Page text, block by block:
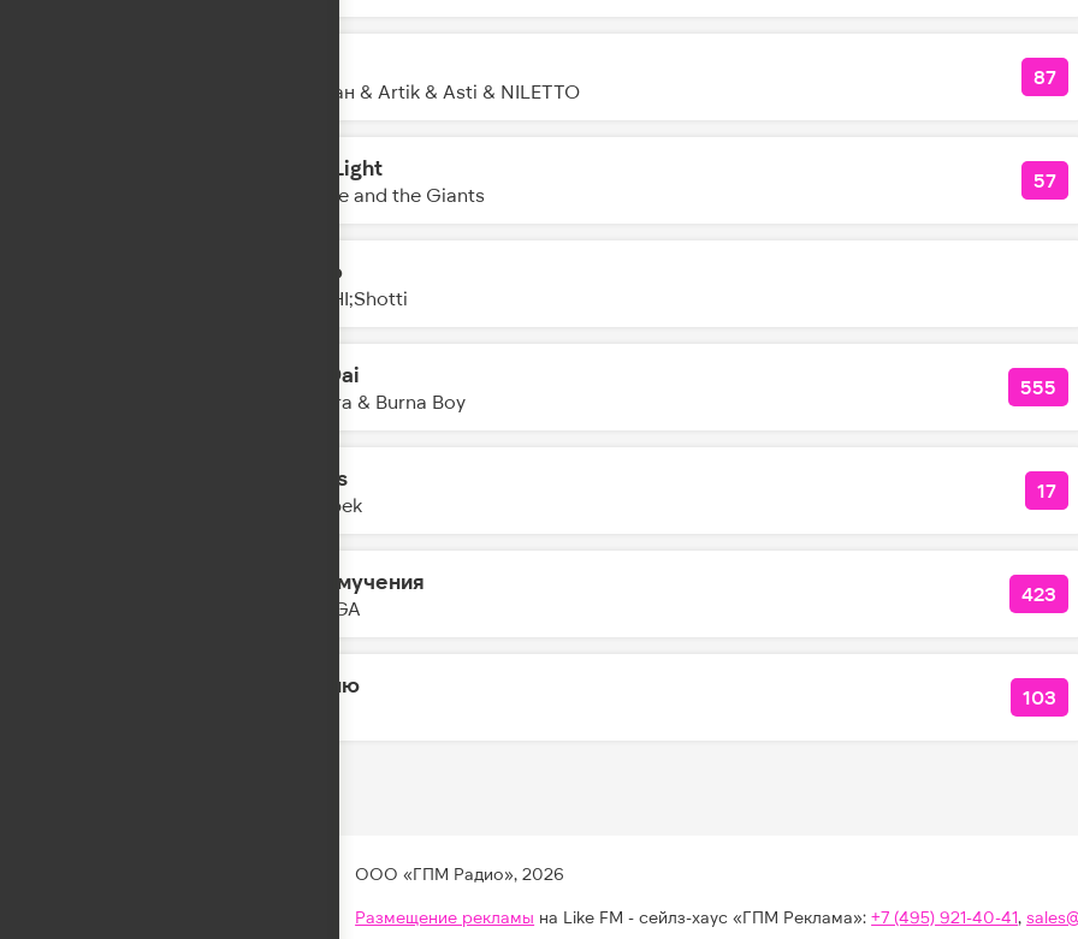
Джиган & Artik & Asti & NILETTO
87
Red Light
Sophie and the Giants
57
Мало
AMCHI;Shotti
Dai Dai
Shakira & Burna Boy
555
Limits
Imanbek
17
Мои мучения
NEMIGA
423
Помню 103
ООО «ГПМ Радио», 2026
Размещение рекламы на Like FM - сейлз-хаус «ГПМ Реклама»:+7 (495) 921-40-41,